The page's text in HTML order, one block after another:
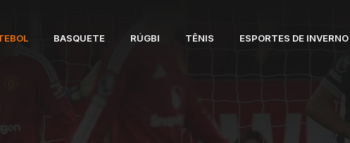
BASQUETE RÚGBI TÊNIS ESPORTES DE INVERNO